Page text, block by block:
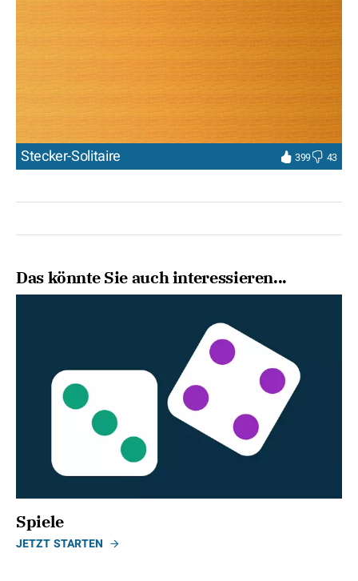
Stecker-Solitaire 399 43
Das könnte Sie auch interessieren...
Spiele
JETZT STARTEN